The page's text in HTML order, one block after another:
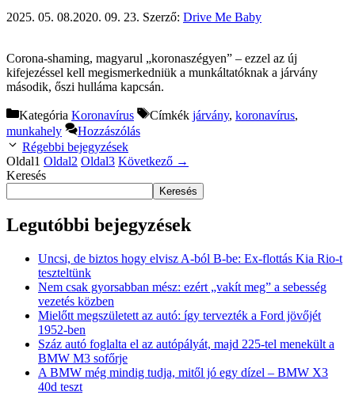
2025. 05. 08.2020. 09. 23. Szerző: Drive Me Baby
Corona-shaming, magyarul „koronaszégyen” – ezzel az új
kifejezéssel kell megismerkedniük a munkáltatóknak a járvány
második, őszi hulláma kapcsán.
Kategória Koronavírus Címkék járvány, koronavírus,
munkahely
Hozzászólás
Régebbi bejegyzések
Oldal1 Oldal2 Oldal3 Következő →
Keresés
Keresés
Legutóbbi bejegyzések
Uncsi, de biztos hogy elvisz A-ból B-be: Ex-flottás Kia Rio-t
teszteltünk
Nem csak gyorsabban mész: ezért „vakít meg” a sebesség
vezetés közben
Mielőtt megszületett az autó: így tervezték a Ford jövőjét
1952-ben
Száz autó foglalta el az autópályát, majd 225-tel menekült a
BMW M3 sofőrje
A BMW még mindig tudja, mitől jó egy dízel – BMW X3
40d teszt